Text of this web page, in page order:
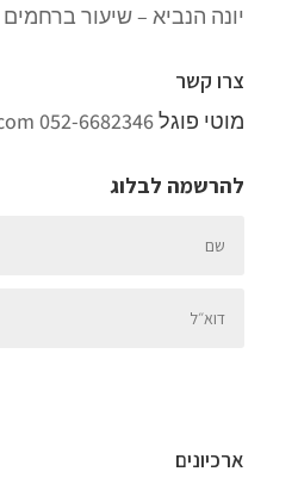
יונה הנביא – שיעור ברחמים
צרו קשר
מוטי פוגל052-6682346
להרשמה לבלוג
ארכיונים